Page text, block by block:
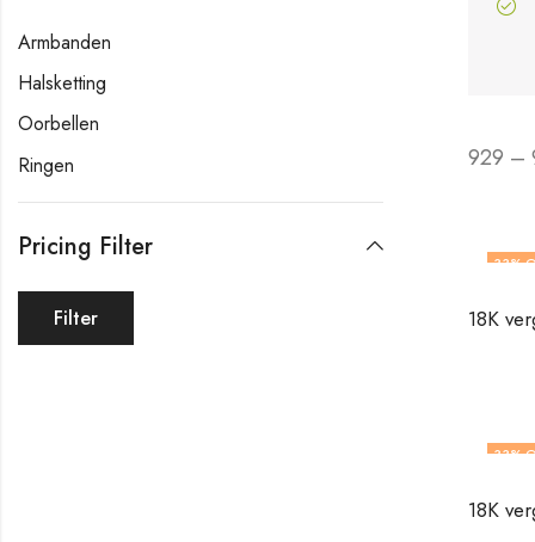
929 –
33%
33%
Armbanden
Halsketting
Oorbellen
Ringen
Pricing Filter
Filter